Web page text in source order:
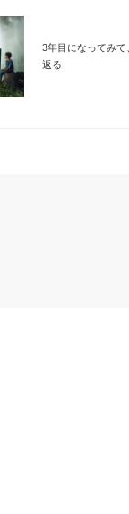
3年目になってみて
返る